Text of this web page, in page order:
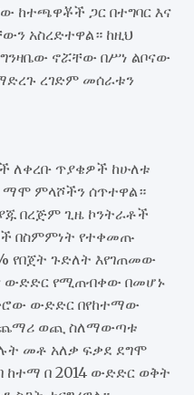
ከተጫዋቾች ጋር በተግባር እና
አስረድተዋል። ከዚህ
ኖሯቸው በሥነ ልቦናው
ረገድም መሰራቱን
ለቀረቡ ጥያቄዎች ከሁለቱ
ምላሾችን ሰጥተዋል።
በረጅም ጊዜ ኮንትራቶች
በስምምነት የተቀመጡ
የበጀት ጉድለት እየገጠመው
ውድድር የሚጠብቀው በመሆኑ
ውድድር በየከተማው
ተጨማሪ ወጪ ስለማውጣቱ
መቶ አለቃ ፍቃደ ደግሞ
ከተማ በ 2014 ውድድር ወቅት